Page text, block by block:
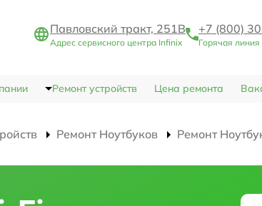
Павловский тракт, 251В
Адрес сервисного центра Infinix
+7 (800)
Горячая линия
Ремонт устройств Цена ремонта
Ремонт Ноутбуков Ремонт